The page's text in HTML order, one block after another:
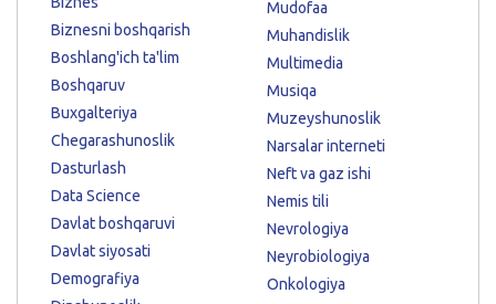
Biznesni boshqarish
Boshlang'ich ta'lim
Boshqaruv
Buxgalteriya
Chegarashunoslik
Dasturlash
Data Science
Davlat boshqaruvi
Davlat siyosati
Demografiya
Mudofaa
Muhandislik
Multimedia
Musiqa
Muzeyshunoslik
Narsalar interneti
Neft va gaz ishi
Nemis tili
Nevrologiya
Neyrobiologiya
Onkologiya